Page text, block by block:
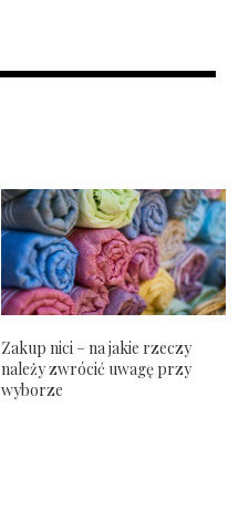
Zakup nici – na jakie rzeczy
należy zwrócić uwagę przy
wyborze